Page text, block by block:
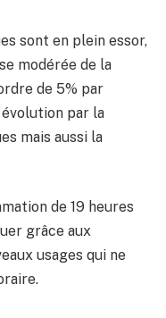
sont en plein essor,
modérée de la
de 5% par
par la
mais aussi la
de 19 heures
grâce aux
usages qui ne